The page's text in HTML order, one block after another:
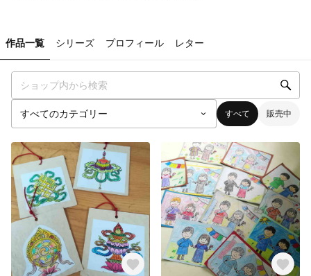
作品一覧 シリーズ プロフィール レター
すべて 販売中